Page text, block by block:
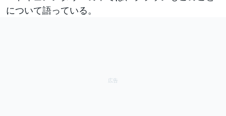
について語っている。